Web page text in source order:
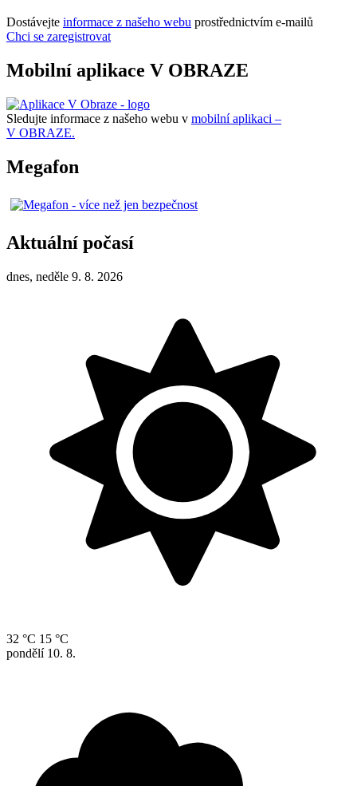
Dostávejte informace z našeho webu prostřednictvím e-mailů
Chci se zaregistrovat
Mobilní aplikace V OBRAZE
Sledujte informace z našeho webu v mobilní aplikaci –
V OBRAZE.
Megafon
Aktuální počasí
dnes, neděle 9. 8. 2026
32 °C 15 °C
pondělí 10. 8.